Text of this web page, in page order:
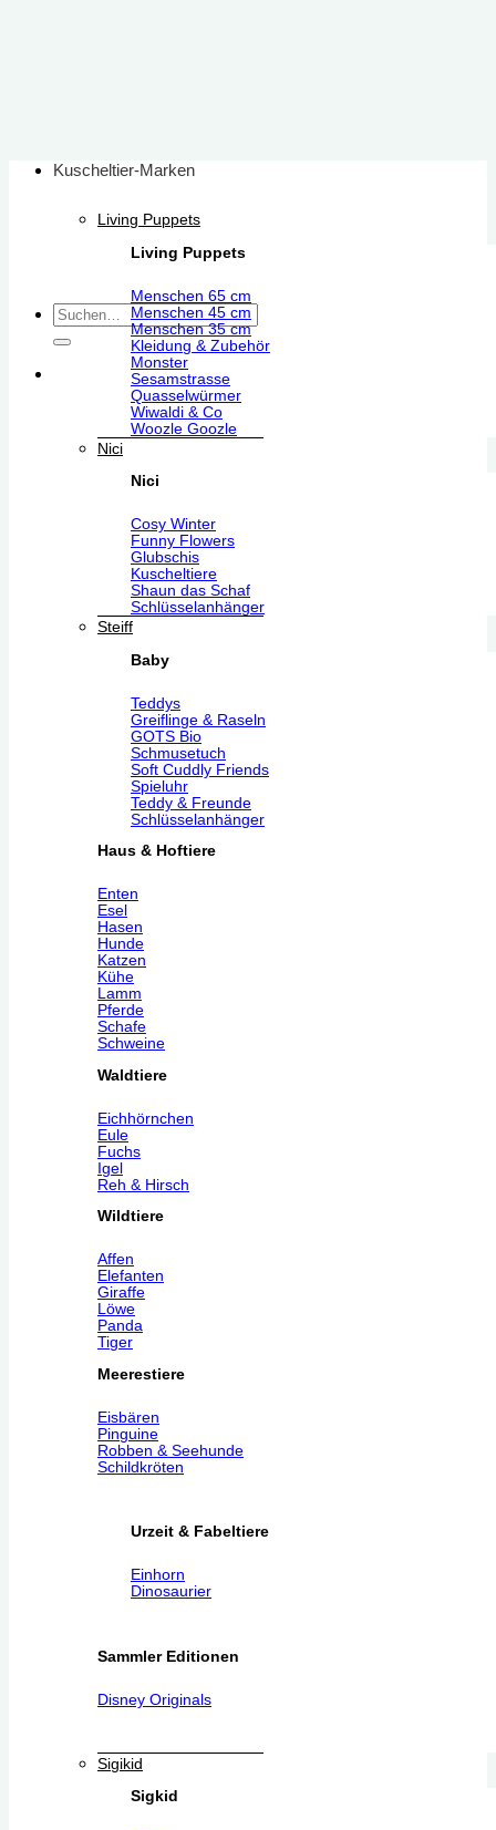
Suchen
nach:
Kuscheltier-Marken
Living Puppets
Living Puppets
Menschen 65 cm
Menschen 45 cm
Menschen 35 cm
Kleidung & Zubehör
Monster
Sesamstrasse
Quasselwürmer
Wiwaldi & Co
Woozle Goozle
Nici
Nici
Cosy Winter
Funny Flowers
Glubschis
Kuscheltiere
Shaun das Schaf
Schlüsselanhänger
Steiff
Baby
Teddys
Greiflinge & Raseln
GOTS Bio
Schmusetuch
Soft Cuddly Friends
Spieluhr
Teddy & Freunde
Schlüsselanhänger
Haus & Hoftiere
Enten
Esel
Hasen
Hunde
Katzen
Kühe
Lamm
Pferde
Schafe
Schweine
Waldtiere
Eichhörnchen
Eule
Fuchs
Igel
Reh & Hirsch
Wildtiere
Affen
Elefanten
Giraffe
Löwe
Panda
Tiger
Meerestiere
Eisbären
Pinguine
Robben & Seehunde
Schildkröten
Urzeit & Fabeltiere
Einhorn
Dinosaurier
Sammler Editionen
Disney Originals
Sigikid
Sigkid